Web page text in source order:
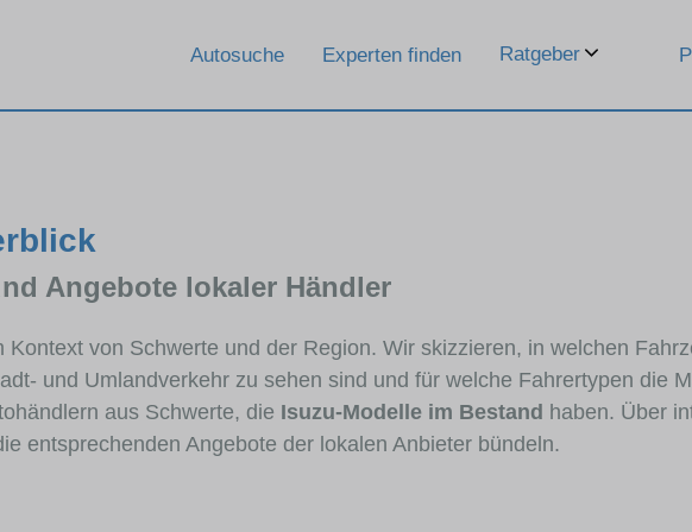
Autosuche Experten finden Ratgeber
Angebote lokaler Händler
von Schwerte und der Region. Wir skizzieren, in welchen
und Umlandverkehr zu sehen sind und für welche Fahrertypen die
aus Schwerte, die Isuzu-Modelle im Bestand haben. Über
entsprechenden Angebote der lokalen Anbieter bündeln.